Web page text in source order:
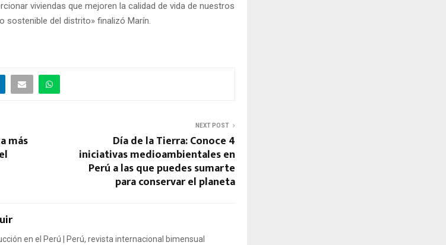
viviendas que mejoren la calidad de vida de nuestros
sostenible del distrito» finalizó Marín.
más
NEXT POST
Día de la Tierra: Conoce 4
iniciativas medioambientales en
Perú a las que puedes sumarte
para conservar el planeta
en el Perú | Perú, revista internacional bimensual